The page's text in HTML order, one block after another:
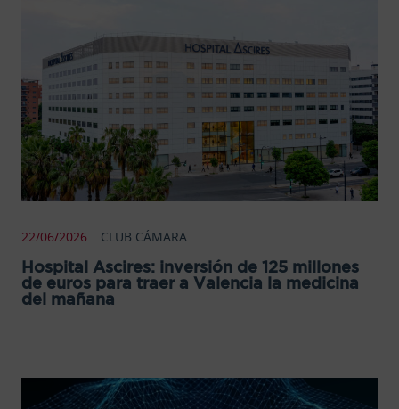
22/06/2026 CLUB CÁMARA
Hospital Ascires: inversión de 125 millones
de euros para traer a Valencia la medicina
del mañana